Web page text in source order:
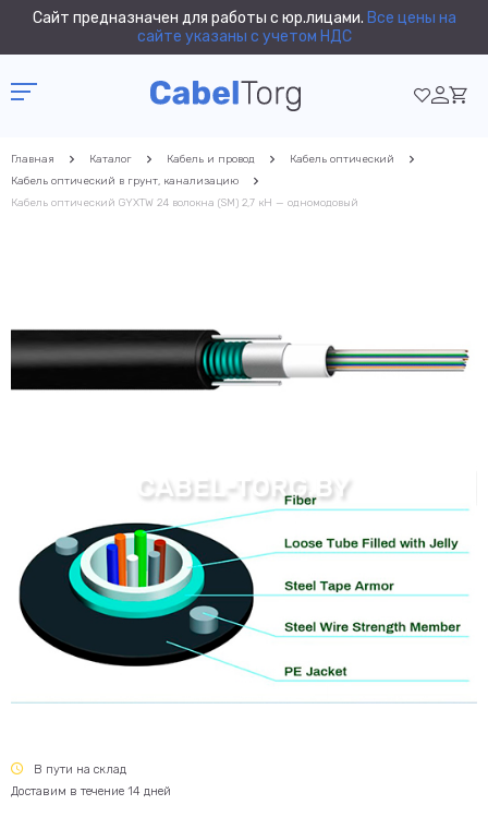
Сайт предназначен для работы с юр.лицами. Все цены на
сайте указаны с учетом НДС
Главная Каталог Кабель и провод
Кабель оптический
Кабель оптический в грунт, канализацию
Кабель оптический GYXTW 24 волокна (SM) 2,7 кН — одномодовый
В пути на склад
Доставим в течение 14 дней